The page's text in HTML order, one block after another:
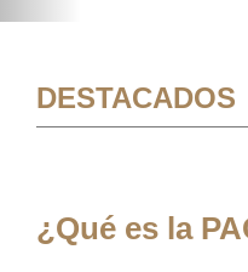
DESTACADOS
¿Qué es la